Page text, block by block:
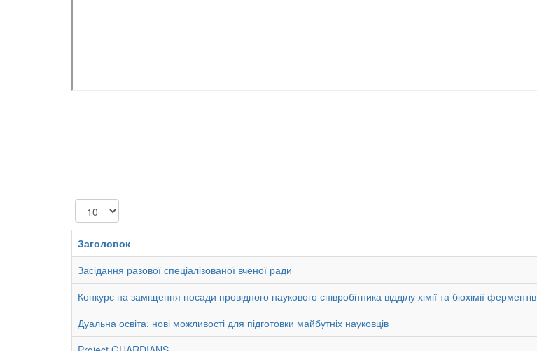
Показувати
Заголовок
Засідання разової спеціалізованої вченої ради
Конкурс на заміщення посади провідного наукового співробітника відділу хімії та біохімії ферментів
Дуальна освіта: нові можливості для підготовки майбутніх науковців